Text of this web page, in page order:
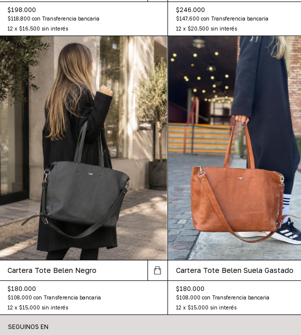
$198.000
$118.800 con Transferencia bancaria
12 x $16.500 sin interés
$246.000
$147.600 con Transferencia bancaria
12 x $20.500 sin interés
Cartera Tote Belen Negro
$180.000
$108.000 con Transferencia bancaria
12 x $15.000 sin interés
Cartera Tote Belen Suela Gastado
$180.000
$108.000 con Transferencia bancaria
12 x $15.000 sin interés
SEGUINOS EN